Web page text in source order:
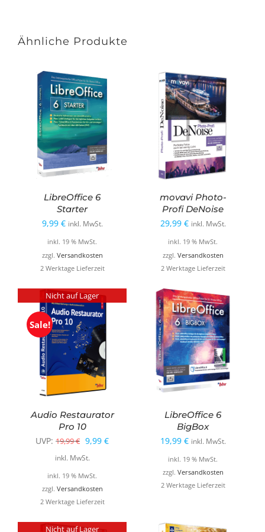
Ähnliche Produkte
LibreOffice 6
Starter
9,99 € inkl. MwSt.
inkl. 19 % MwSt.
zzgl. Versandkosten
2 Werktage Lieferzeit
movavi Photo-
Profi DeNoise
29,99 € inkl. MwSt.
inkl. 19 % MwSt.
zzgl. Versandkosten
2 Werktage Lieferzeit
Nicht auf Lager
Sale!
Audio Restaurator
Pro 10
UVP: 19,99€ Ursprünglicher
Preis
war:
19,99 €
9,99 €Aktueller
inkl. MwSt.
inkl. 19 % MwSt.
zzgl. Versandkosten
2 Werktage Lieferzeit
LibreOffice 6
BigBox
19,99 € inkl. MwSt.
inkl. 19 % MwSt.
zzgl. Versandkosten
2 Werktage Lieferzeit
Nicht auf Lager